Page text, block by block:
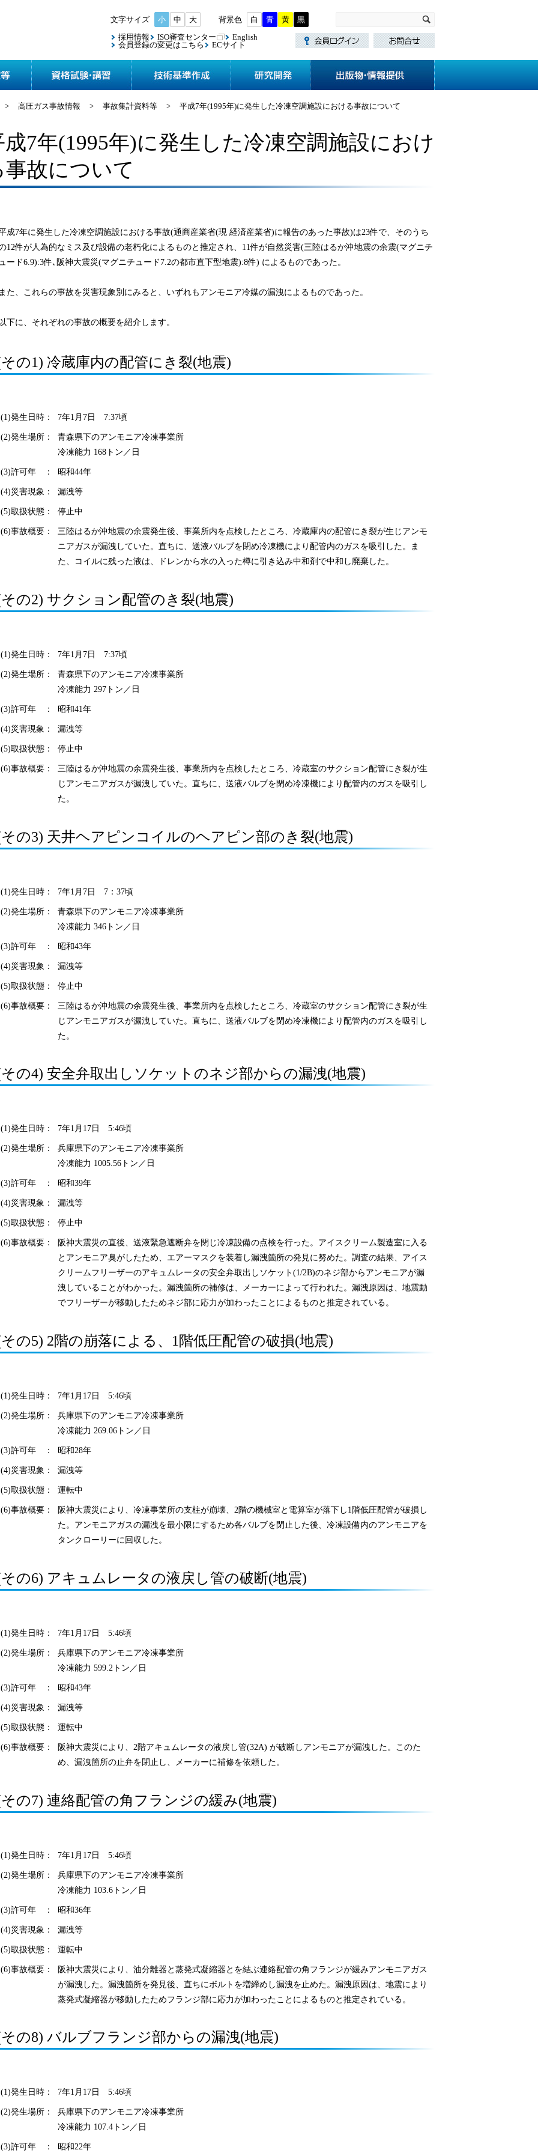
小 中 大 白 青 黄
黒
採用情報
ISO審査センター
English
会員登録の変更はこちら
ECサイト
協会案内 検査・認定等 資格試験・講習 技術基準作成 研究開発
> 高圧ガス事故情報 > 事故集計資料等 > 平成7年(1995年)に発生した冷凍空調施設における事故について
成7年(1995年)に発生した冷凍空調施設におけ
事故について
成7年に発生した冷凍空調施設における事故(通商産業省(現 経済産業省)に報告のあった事故)は23件で、そのうち
12件が人為的なミス及び設備の老朽化によるものと推定され、11件が自然災害(三陸はるか沖地震の余震(マグニチ
ード6.9):3件､阪神大震災(マグニチュード7.2の都市直下型地震):8件) によるものであった。
た、これらの事故を災害現象別にみると、いずれもアンモニア冷媒の漏洩によるものであった。
下に、それぞれの事故の概要を紹介します。
の1) 冷蔵庫内の配管にき裂(地震)
(1)発生日時： 7年1月7日 7:37頃
(2)発生場所：
青森県下のアンモニア冷凍事業所
冷凍能力 168トン／日
(3)許可年 ： 昭和44年
(4)災害現象： 漏洩等
(5)取扱状態： 停止中
(6)事故概要：
三陸はるか沖地震の余震発生後、事業所内を点検したところ、冷蔵庫内の配管にき裂が生じアンモ
ニアガスが漏洩していた。直ちに、送液バルブを閉め冷凍機により配管内のガスを吸引した。ま
た、コイルに残った液は、ドレンから水の入った樽に引き込み中和剤で中和し廃棄した。
の2) サクション配管のき裂(地震)
(1)発生日時： 7年1月7日 7:37頃
(2)発生場所：
青森県下のアンモニア冷凍事業所
冷凍能力 297トン／日
(3)許可年 ： 昭和41年
(4)災害現象： 漏洩等
(5)取扱状態： 停止中
(6)事故概要：
三陸はるか沖地震の余震発生後、事業所内を点検したところ、冷蔵室のサクション配管にき裂が生
じアンモニアガスが漏洩していた。直ちに、送液バルブを閉め冷凍機により配管内のガスを吸引し
た。
の3) 天井ヘアピンコイルのヘアピン部のき裂(地震)
(1)発生日時： 7年1月7日 7：37頃
(2)発生場所：
青森県下のアンモニア冷凍事業所
冷凍能力 346トン／日
(3)許可年 ： 昭和43年
(4)災害現象： 漏洩等
(5)取扱状態： 停止中
(6)事故概要：
三陸はるか沖地震の余震発生後、事業所内を点検したところ、冷蔵室のサクション配管にき裂が生
じアンモニアガスが漏洩していた。直ちに、送液バルブを閉め冷凍機により配管内のガスを吸引し
た。
の4) 安全弁取出しソケットのネジ部からの漏洩(地震)
(1)発生日時： 7年1月17日 5:46頃
(2)発生場所：
兵庫県下のアンモニア冷凍事業所
冷凍能力 1005.56トン／日
(3)許可年 ： 昭和39年
(4)災害現象： 漏洩等
(5)取扱状態： 停止中
(6)事故概要：
阪神大震災の直後、送液緊急遮断弁を閉じ冷凍設備の点検を行った。アイスクリーム製造室に入る
とアンモニア臭がしたため、エアーマスクを装着し漏洩箇所の発見に努めた。調査の結果、アイス
クリームフリーザーのアキュムレータの安全弁取出しソケット(1/2B)のネジ部からアンモニアが漏
洩していることがわかった。漏洩箇所の補修は、メーカーによって行われた。漏洩原因は、地震動
でフリーザーが移動したためネジ部に応力が加わったことによるものと推定されている。
の5) 2階の崩落による、1階低圧配管の破損(地震)
(1)発生日時： 7年1月17日 5:46頃
(2)発生場所：
兵庫県下のアンモニア冷凍事業所
冷凍能力 269.06トン／日
(3)許可年 ： 昭和28年
(4)災害現象： 漏洩等
(5)取扱状態： 運転中
(6)事故概要：
阪神大震災により、冷凍事業所の支柱が崩壊、2階の機械室と電算室が落下し1階低圧配管が破損し
た。アンモニアガスの漏洩を最小限にするため各バルブを閉止した後、冷凍設備内のアンモニアを
タンクローリーに回収した。
の6) アキュムレータの液戻し管の破断(地震)
(1)発生日時： 7年1月17日 5:46頃
(2)発生場所：
兵庫県下のアンモニア冷凍事業所
冷凍能力 599.2トン／日
(3)許可年 ： 昭和43年
(4)災害現象： 漏洩等
(5)取扱状態： 運転中
(6)事故概要：
阪神大震災により、2階アキュムレータの液戻し管(32A) が破断しアンモニアが漏洩した。このた
め、漏洩箇所の止弁を閉止し、メーカーに補修を依頼した。
の7) 連絡配管の角フランジの緩み(地震)
(1)発生日時： 7年1月17日 5:46頃
(2)発生場所：
兵庫県下のアンモニア冷凍事業所
冷凍能力 103.6トン／日
(3)許可年 ： 昭和36年
(4)災害現象： 漏洩等
(5)取扱状態： 運転中
(6)事故概要：
阪神大震災により、油分離器と蒸発式凝縮器とを結ぶ連絡配管の角フランジが緩みアンモニアガス
が漏洩した。漏洩箇所を発見後、直ちにボルトを増締めし漏洩を止めた。漏洩原因は、地震により
蒸発式凝縮器が移動したためフランジ部に応力が加わったことによるものと推定されている。
の8) バルブフランジ部からの漏洩(地震)
(1)発生日時： 7年1月17日 5:46頃
(2)発生場所：
兵庫県下のアンモニア冷凍事業所
冷凍能力 107.4トン／日
(3)許可年 ： 昭和22年